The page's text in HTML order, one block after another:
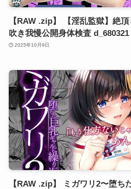
【RAW .zip】 【淫乱監獄】絶
吹き我慢公開身体検査 d_680321
2025年10月9日
【RAW .zip】 ミガワリ2〜堕ち